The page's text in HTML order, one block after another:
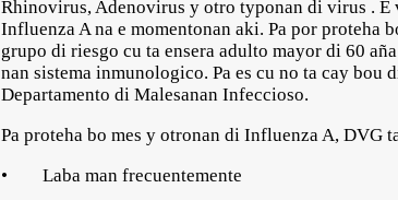
Rhinovirus, Adenovirus y otro typonan di virus . E
Influenza A na e momentonan aki. Pa por proteha
grupo di riesgo cu ta ensera adulto mayor di 60
nan sistema inmunologico. Pa es cu no ta cay bou
Departamento di Malesanan Infeccioso.
Pa proteha bo mes y otronan di Influenza A, DVG
• Laba man frecuentemente